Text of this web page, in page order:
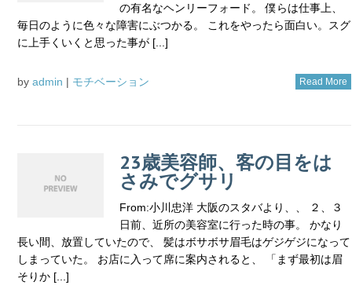
の有名なヘンリーフォード。 僕らは仕事上、
毎日のように色々な障害にぶつかる。 これをやったら面白い。スグ
に上手くいくと思った事が [...]
by admin | モチベーション Read More
23歳美容師、客の目をは
さみでグサリ
From:小川忠洋 大阪のスタバより、、 ２、３
日前、近所の美容室に行った時の事。 かなり
長い間、放置していたので、 髪はボサボサ眉毛はゲジゲジになって
しまっていた。 お店に入って席に案内されると、 「まず最初は眉
そりか [...]